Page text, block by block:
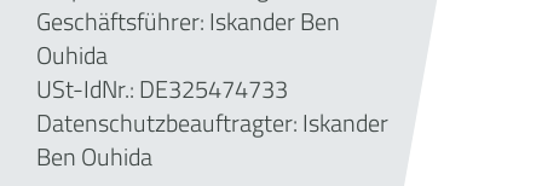
Geschäftsführer:Iskander Ben
Ouhida
USt-IdNr.: DE325474733
Datenschutzbeauftragter: Iskander
Ben Ouhida